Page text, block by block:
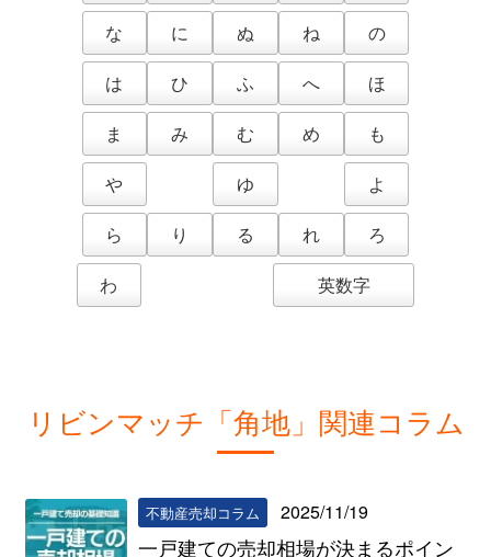
な
に ぬ ね
の
は
ひ ふ へ
ほ
ま
み む め
も
や
ゆ
よ
ら
り る れ
ろ
わ
英数字
リビンマッチ「角地」関連コラム
不動産売却コラム 2025/11/19
一戸建ての売却相場が決まるポイン